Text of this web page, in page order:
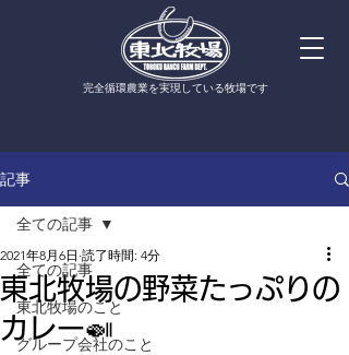
​完全循環農業を実現している牧場です
記事
全ての記事
東北牧場のこと
グループ会社のこと
全ての記事
東北牧場の野菜たっぷりの
カレー🍛
2021年8月6日 読了時間: 4分